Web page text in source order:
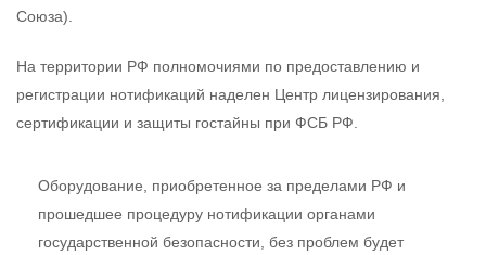
Союза).
На территории РФ полномочиями по предоставлению и
регистрации нотификаций наделен Центр лицензирования,
сертификации и защиты гостайны при ФСБ РФ.
Оборудование, приобретенное за пределами РФ и
прошедшее процедуру нотификации органами
государственной безопасности, без проблем будет